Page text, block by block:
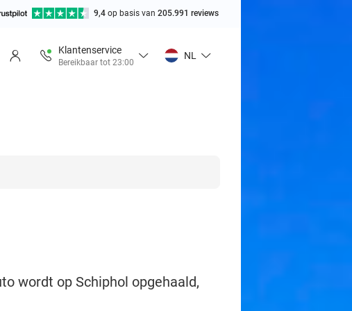
9,4 op basis van 205.991 reviews
Klantenservice
Bereikbaar tot 23:00
NL
wordt op Schiphol opgehaald,